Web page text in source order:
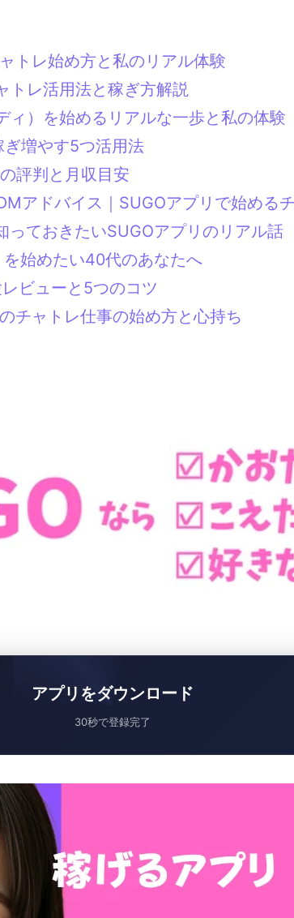
トレ始め方と私のリアル体験
トレ活用法と稼ぎ方解説
ィ）を始めるリアルな一歩と私の体験
増やす5つ活用法
評判と月収目安
アドバイス｜SUGOアプリで始める
ておきたいSUGOアプリのリアル話
始めたい40代のあなたへ
ビューと5つのコツ
チャトレ仕事の始め方と心持ち
アプリをダウンロード
30秒で登録完了